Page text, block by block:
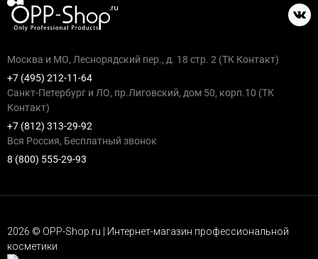
Москва и МО, Леснорядский пер., д. 18 стр. 2 (ТК Контакт)
+7 (495) 212-11-64
Санкт-Петербург и ЛО, пр.Лиговский, дом 50, корп.10 (ТК
Контакт)
+7 (812) 313-29-92
Вся Россия, Бесплатный звонок
8 (800) 555-29-93
2026 © OPP-Shop.ru | Интернет-магазин профессиональной
косметики